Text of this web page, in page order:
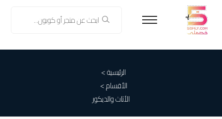
الرئيسية >
الأقسام >
الأثاث والديكور